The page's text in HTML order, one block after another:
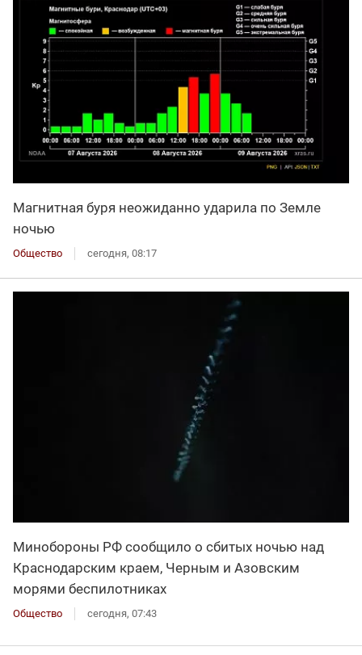
Магнитная буря неожиданно ударила по Земле
ночью
Общество сегодня, 08:17
Минобороны РФ сообщило о сбитых ночью над
Краснодарским краем, Черным и Азовским
морями беспилотниках
Общество сегодня, 07:43